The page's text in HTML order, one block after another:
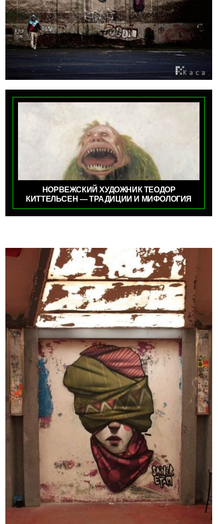
НОРВЕЖСКИЙ ХУДОЖНИК ТЕОДОР
КИТТЕЛЬСЕН — ТРАДИЦИИ И МИФОЛОГИЯ